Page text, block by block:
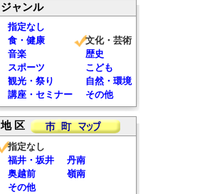
ジャンル
指定なし
食・健康
文化・芸術
音楽
歴史
スポーツ
こども
観光・祭り
自然・環境
講座・セミナー
その他
地 区
指定なし
福井・坂井
丹南
奥越前
嶺南
その他